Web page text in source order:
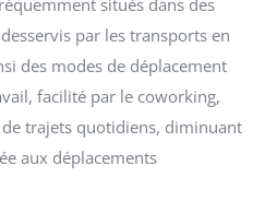
par les transports en
des modes de déplacement
facilité par le coworking,
trajets quotidiens, diminuant
aux déplacements